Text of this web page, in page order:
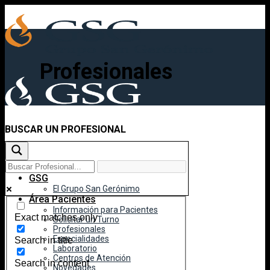
content
Inicio
GSG
El Grupo San Gerónimo
Área Pacientes
Información para Pacientes
Solicitar un Turno
Profesionales
Especialidades
Laboratorio
Centros de Atención
Novedades
Profesionales
BUSCAR UN PROFESIONAL
Exact matches only
Search in title
Search in content